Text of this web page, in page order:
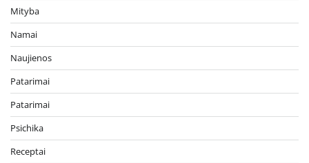
Mityba
Namai
Naujienos
Patarimai
Patarimai
Psichika
Receptai